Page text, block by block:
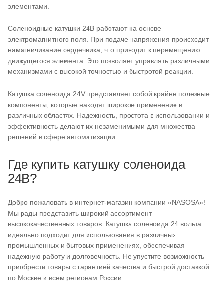
элементами.
Соленоидные катушки 24В работают на основе
электромагнитного поля. При подаче напряжения происходит
намагничивание сердечника, что приводит к перемещению
движущегося элемента. Это позволяет управлять различными
механизмами с высокой точностью и быстротой реакции.
Катушка соленоида 24V представляет собой крайне полезные
компоненты, которые находят широкое применение в
различных областях. Надежность, простота в использовании и
эффективность делают их незаменимыми для множества
решений в сфере автоматизации.
Где купить катушку соленоида
24В?
Добро пожаловать в интернет-магазин компании «NASOSA»!
Мы рады представить широкий ассортимент
высококачественных товаров. Катушка соленоида 24 вольта
идеально подходит для использования в различных
промышленных и бытовых применениях, обеспечивая
надежную работу и долговечность. Не упустите возможность
приобрести товары с гарантией качества и быстрой доставкой
по Москве и всем регионам России.